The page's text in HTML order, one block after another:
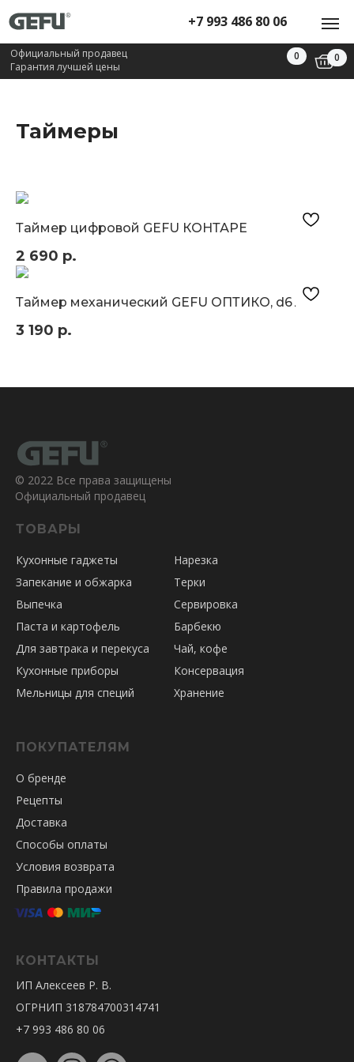
+7 993 486 80 06
Официальный продавец
Гарантия лучшей цены
0 0
Таймеры
Таймер цифровой GEFU КОНТАРЕ
2 690 р.
Таймер механический GEFU ОПТИКО, d61 мм
3 190 р.
КОНТАКТЫ
ИП Алексеев Р. В.
ОГРНИП 318784700314741
+7 993 486 80 06
ТОВАРЫ
Кухонные гаджеты
Запекание и обжарка
Выпечка
Паста и картофель
Для завтрака и перекуса
Кухонные приборы
Мельницы для специй
Нарезка
Терки
Сервировка
Барбекю
Чай, кофе
Консервация
Хранение
ПОКУПАТЕЛЯМ
О бренде
Рецепты
Доставка
Способы оплаты
Условия возврата
Правила продажи
Официальный продавец
© 2022 Все права защищены